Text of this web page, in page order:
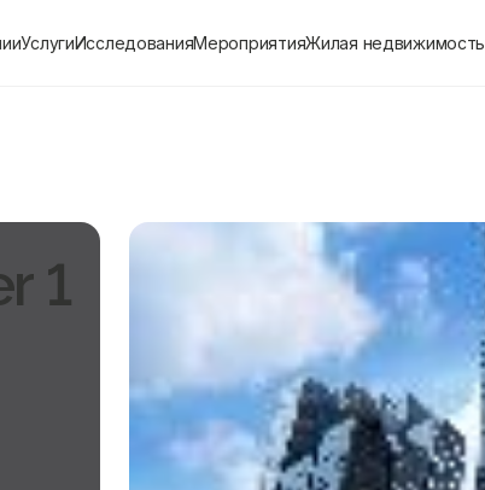
УслугиИсследованияМероприятияЖилая недвижимость
1